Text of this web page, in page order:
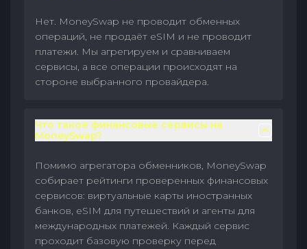
Нет. MoneySwap не проводит обменных
операций, не продаёт eSIM и не проводит
платежи. Мы агрегируем и сравниваем
сервисы, а все операции происходят на
стороне выбранного провайдера.
Что такое финансовые сервисы на
MoneySwap?
Помимо агрегатора обменников, MoneySwap
собирает рейтинги проверенных финансовых
сервисов: виртуальные карты иностранных
банков, eSIM для путешествий и агенты для
международных платежей. Каждый сервис
проходит базовую проверку перед